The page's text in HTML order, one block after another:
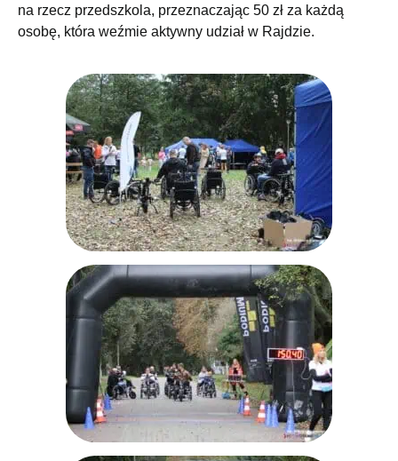
na rzecz przedszkola, przeznaczając 50 zł za każdą
osobę, która weźmie aktywny udział w Rajdzie.